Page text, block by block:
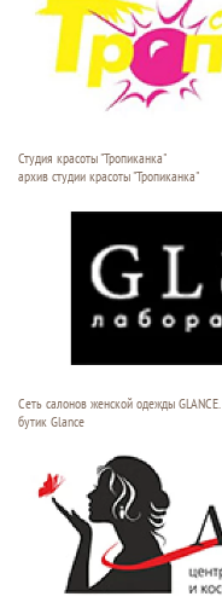
Студия красоты "Тропиканка"
архив студии красоты "Тропиканка"
Сеть салонов женской одежды GLANCE.
бутик Glance